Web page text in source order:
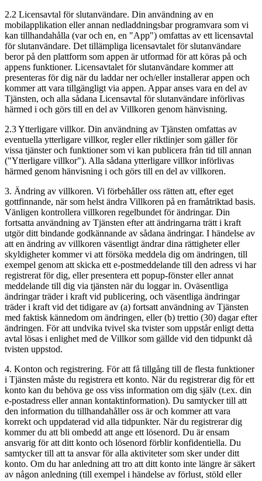
2.2 Licensavtal för slutanvändare. Din användning av en
mobilapplikation eller annan nedladdningsbar programvara som vi
kan tillhandahålla (var och en, en "App") omfattas av ett licensavtal
för slutanvändare. Det tillämpliga licensavtalet för slutanvändare
beror på den plattform som appen är utformad för att köras på och
appens funktioner. Licensavtalet för slutanvändare kommer att
presenteras för dig när du laddar ner och/eller installerar appen och
kommer att vara tillgängligt via appen. Appar anses vara en del av
Tjänsten, och alla sådana Licensavtal för slutanvändare införlivas
härmed i och görs till en del av Villkoren genom hänvisning.
2.3 Ytterligare villkor. Din användning av Tjänsten omfattas av
eventuella ytterligare villkor, regler eller riktlinjer som gäller för
vissa tjänster och funktioner som vi kan publicera från tid till annan
("Ytterligare villkor"). Alla sådana ytterligare villkor införlivas
härmed genom hänvisning i och görs till en del av villkoren.
3. Ändring av villkoren. Vi förbehåller oss rätten att, efter eget
gottfinnande, när som helst ändra Villkoren på en framåtriktad basis.
Vänligen kontrollera villkoren regelbundet för ändringar. Din
fortsatta användning av Tjänsten efter att ändringarna trätt i kraft
utgör ditt bindande godkännande av sådana ändringar. I händelse av
att en ändring av villkoren väsentligt ändrar dina rättigheter eller
skyldigheter kommer vi att försöka meddela dig om ändringen, till
exempel genom att skicka ett e-postmeddelande till den adress vi har
registrerat för dig, eller presentera ett popup-fönster eller annat
meddelande till dig via tjänsten när du loggar in. Oväsentliga
ändringar träder i kraft vid publicering, och väsentliga ändringar
träder i kraft vid det tidigare av (a) fortsatt användning av Tjänsten
med faktisk kännedom om ändringen, eller (b) trettio (30) dagar efter
ändringen. För att undvika tvivel ska tvister som uppstår enligt detta
avtal lösas i enlighet med de Villkor som gällde vid den tidpunkt då
tvisten uppstod.
4. Konton och registrering. För att få tillgång till de flesta funktioner
i Tjänsten måste du registrera ett konto. När du registrerar dig för ett
konto kan du behöva ge oss viss information om dig själv (t.ex. din
e-postadress eller annan kontaktinformation). Du samtycker till att
den information du tillhandahåller oss är och kommer att vara
korrekt och uppdaterad vid alla tidpunkter. När du registrerar dig
kommer du att bli ombedd att ange ett lösenord. Du är ensam
ansvarig för att ditt konto och lösenord förblir konfidentiella. Du
samtycker till att ta ansvar för alla aktiviteter som sker under ditt
konto. Om du har anledning att tro att ditt konto inte längre är säkert
av någon anledning (till exempel i händelse av förlust, stöld eller